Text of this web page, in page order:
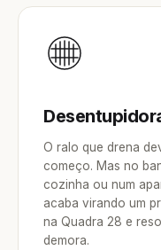
O ralo que drena
começo. Mas no
cozinha ou num
acaba virando um
na Quadra 28 e
demora.